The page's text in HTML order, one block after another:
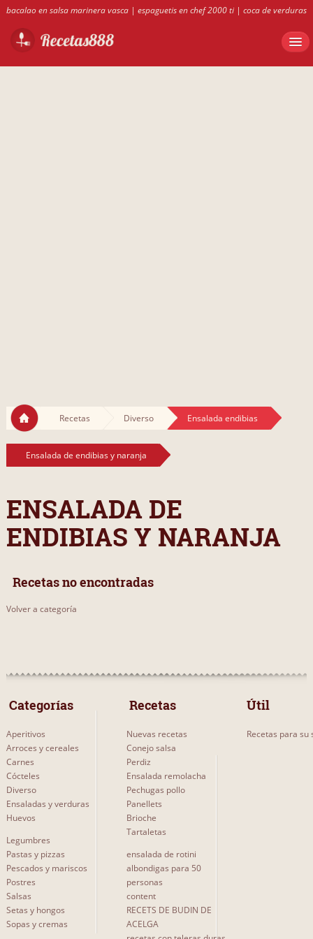
bacalao en salsa marinera vasca| espaguetis en chef 2000 ti| coca de verduras
casera| bizcocho borracho de medina
Recetas Diverso Ensalada endibias
Ensalada de endibias y naranja
ENSALADA DE
ENDIBIAS Y NARANJA
Recetas no encontradas
Volver a categoría
Categorías
Aperitivos
Arroces y cereales
Carnes
Cócteles
Diverso
Ensaladas y verduras
Huevos
Legumbres
Pastas y pizzas
Pescados y mariscos
Postres
Salsas
Setas y hongos
Sopas y cremas
Recetas
Nuevas recetas
Conejo salsa
Perdiz
Ensalada remolacha
Pechugas pollo
Panellets
Brioche
Tartaletas
ensalada de rotini
albondigas para 50
personas
content
RECETS DE BUDIN DE
ACELGA
Útil
Recetas para su